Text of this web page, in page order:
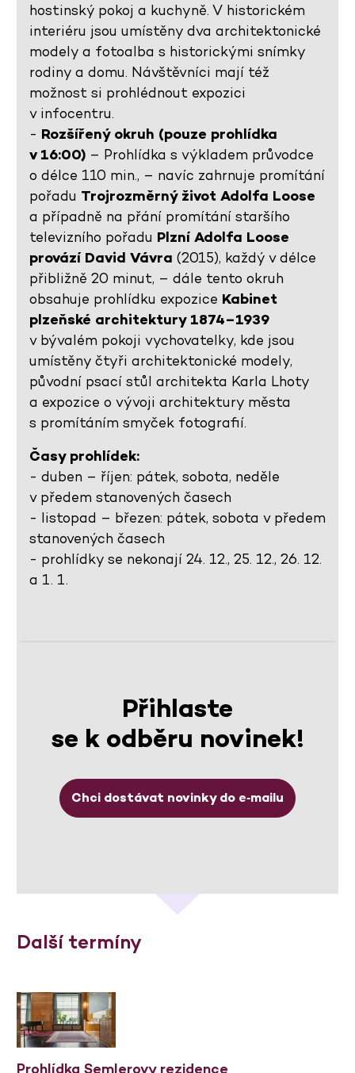
hostinský pokoj a kuchyně. V historickém
interiéru jsou umístěny dva architektonické
modely a fotoalba s historickými snímky
rodiny a domu. Návštěvníci mají též
možnost si prohlédnout expozici
v infocentru.
- Rozšířený okruh (pouze prohlídka
v 16:00) – Prohlídka s výkladem průvodce
o délce 110 min., – navíc zahrnuje promítání
pořadu Trojrozměrný život Adolfa Loose
a případně na přání promítání staršího
televizního pořadu Plzní Adolfa Loose
provází David Vávra (2015), každý v délce
přibližně 20 minut, – dále tento okruh
obsahuje prohlídku expozice Kabinet
plzeňské architektury 1874–1939
v bývalém pokoji vychovatelky, kde jsou
umístěny čtyři architektonické modely,
původní psací stůl architekta Karla Lhoty
a expozice o vývoji architektury města
s promítáním smyček fotografií.
Časy prohlídek:
- duben – říjen: pátek, sobota, neděle
v předem stanovených časech
- listopad – březen: pátek, sobota v předem
stanovených časech
- prohlídky se nekonají 24. 12., 25. 12., 26. 12.
a 1. 1.
Přihlaste
se k odběru novinek!
Chci dostávat novinky do e‑mailu
Další termíny
Prohlídka Semlerovy rezidence